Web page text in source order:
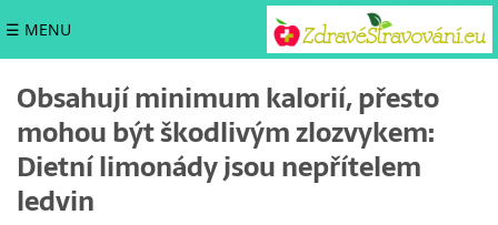
☰ MENU
Obsahují minimum kalorií, přesto
mohou být škodlivým zlozvykem:
Dietní limonády jsou nepřítelem
ledvin